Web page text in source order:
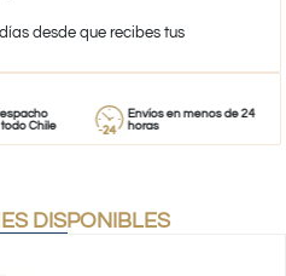
desde que recibes tus
Chile
Envíos en menos de 24
horas
DISPONIBLES